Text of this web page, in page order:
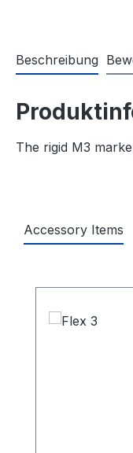
Beschreibung
The rigid M3
Accessory Items